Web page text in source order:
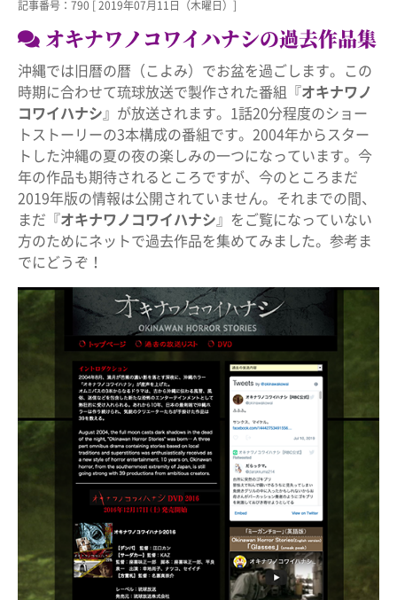
記事番号：790 [ 2019年07月11日（木曜日）]
オキナワノコワイハナシの過去作品集
沖縄では旧暦の暦（こよみ）でお盆を過ごします。この
時期に合わせて琉球放送で製作された番組『オキナワノ
コワイハナシ 』が放送されます。1話20分程度のショー
トストーリーの3本構成の番組です。2004年からスター
トした沖縄の夏の夜の楽しみの一つになっています。今
年の作品も期待されるところですが、今のところまだ
2019年版の情報は公開されていません。それまでの間、
まだ『オキナワノコワイハナシ 』をご覧になっていない
方のためにネットで過去作品を集めてみました。参考ま
でにどうぞ！